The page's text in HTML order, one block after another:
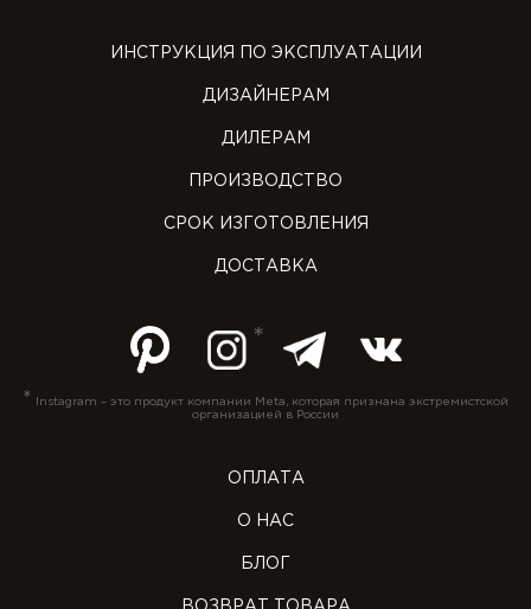
ИНСТРУКЦИЯ ПО ЭКСПЛУАТАЦИИ
ДИЗАЙНЕРАМ
ДИЛЕРАМ
ПРОИЗВОДСТВО
СРОК ИЗГОТОВЛЕНИЯ
ДОСТАВКА
*
Instagram – это продукт компании Meta, которая признана экстремистской
организацией в России
ОПЛАТА
О НАС
БЛОГ